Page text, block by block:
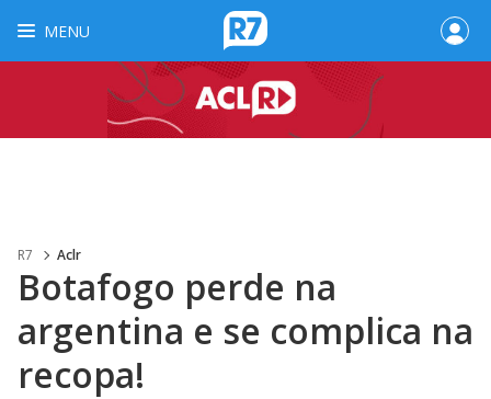
MENU
R7 Aclr
Botafogo perde na
argentina e se complica na
recopa!